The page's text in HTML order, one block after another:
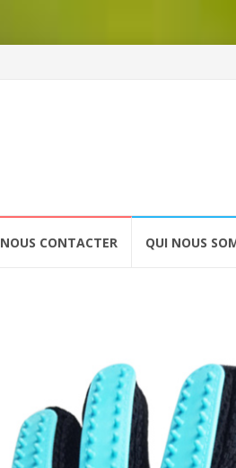
NOUS CONTACTER QUI NOUS